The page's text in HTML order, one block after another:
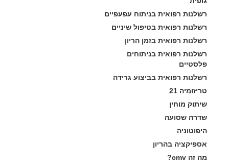
רשלנות רפואית בניתוח עפעפיים
רשלנות רפואית בטיפול שיניים
רשלנות רפואית בזמן הריון
רשלנות רפואית בניתוחים
פלסטיים
רשלנות רפואית בביצוע גרידה
טריזומיה 21
שיתוק מוחין
שדרה שסועה
היפוטוניה
אספיקציה בהריון
מה זה cmv?